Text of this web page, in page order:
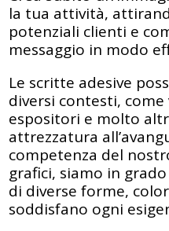
la tua attività,
potenziali clienti e
messaggio in modo
Le scritte adesive
diversi contesti,
espositori e molto
attrezzatura
competenza del
grafici, siamo in
di diverse forme,
soddisfano ogni